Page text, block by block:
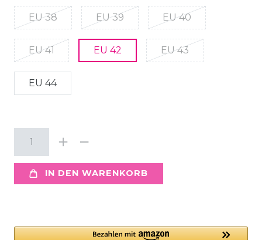
EU 38 EU 39 EU 40
EU 41 EU 42 EU 43
EU 44
IN DEN WARENKORB